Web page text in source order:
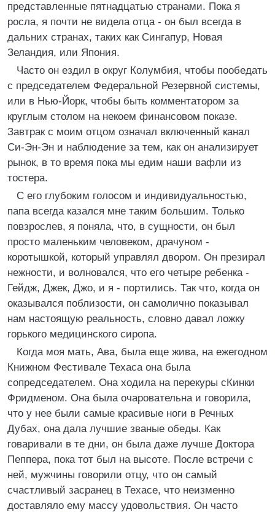
представленные пятнадцатью странами. Пока я
росла, я почти не видела отца - он был всегда в
дальних странах, таких как Сингапур, Новая
Зеландия, или Япония.
Часто он ездил в округ Колумбия, чтобы пообедать
с председателем Федеральной Резервной системы,
или в Нью-Йорк, чтобы быть комментатором за
круглым столом на некоем финансовом показе.
Завтрак с моим отцом означал включенный канал
Си-Эн-Эн и наблюдение за тем, как он анализирует
рынок, в то время пока мы едим наши вафли из
тостера.
С его глубоким голосом и индивидуальностью,
папа всегда казался мне таким большим. Только
повзрослев, я поняла, что, в сущности, он был
просто маленьким человеком, драчуном -
коротышкой, который управлял двором. Он презирал
нежности, и волновался, что его четыре ребенка -
Гейдж, Джек, Джо, и я - портились. Так что, когда он
оказывался поблизости, он самолично показывал
нам настоящую реальность, словно давал ложку
горького медицинского сиропа.
Когда моя мать, Ава, была еще жива, на ежегодном
Книжном Фестивале Техаса она была
сопредседателем. Она ходила на перекуры сКинки
Фридменом. Она была очаровательна и говорила,
что у нее были самые красивые ноги в Речных
Дубах, она дала лучшие званые обеды. Как
говаривали в те дни, он была даже лучше Доктора
Пеппера, пока тот был на высоте. После встречи с
ней, мужчины говорили отцу, что он самый
счастливый засранец в Техасе, что неизменно
доставляло ему массу удовольствия. Он часто